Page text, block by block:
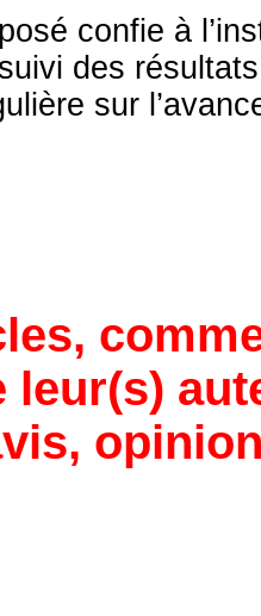
confie à
des
sur
leur(s)